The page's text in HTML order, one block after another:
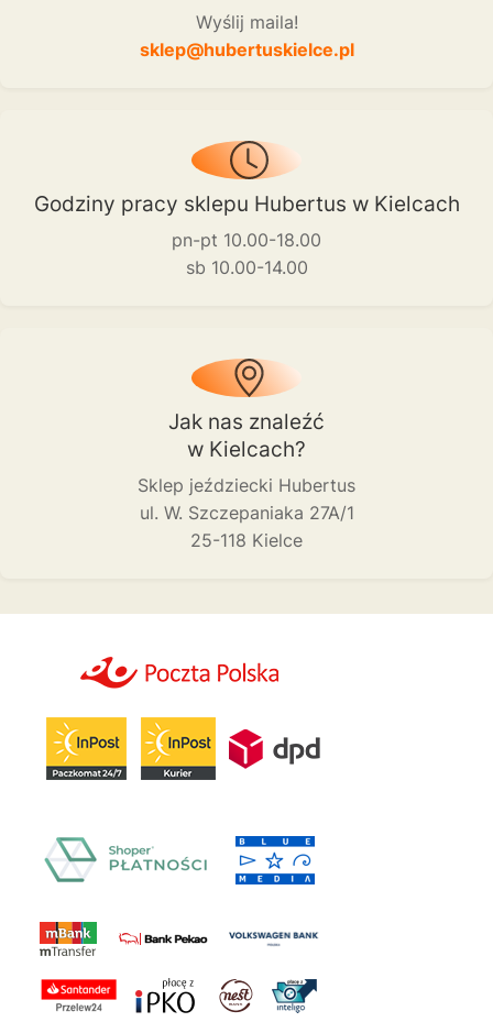
Wyślij maila!
sklep@hubertuskielce.pl
Godziny pracy sklepu Hubertus w Kielcach
pn-pt 10.00-18.00
sb 10.00-14.00
Jak nas znaleźć
w Kielcach?
Sklep jeździecki Hubertus
ul. W. Szczepaniaka 27A/1
25-118 Kielce